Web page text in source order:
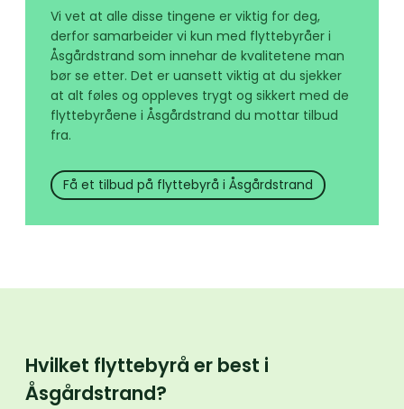
Vi vet at alle disse tingene er viktig for deg,
derfor samarbeider vi kun med flyttebyråer i
Åsgårdstrand som innehar de kvalitetene man
bør se etter. Det er uansett viktig at du sjekker
at alt føles og oppleves trygt og sikkert med de
flyttebyråene i Åsgårdstrand du mottar tilbud
fra.
Få et tilbud på flyttebyrå i Åsgårdstrand
Hvilket flyttebyrå er best i
Åsgårdstrand?